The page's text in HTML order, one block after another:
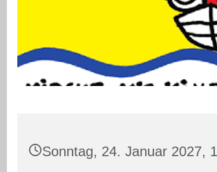
Sonntag, 24. Januar 2027,